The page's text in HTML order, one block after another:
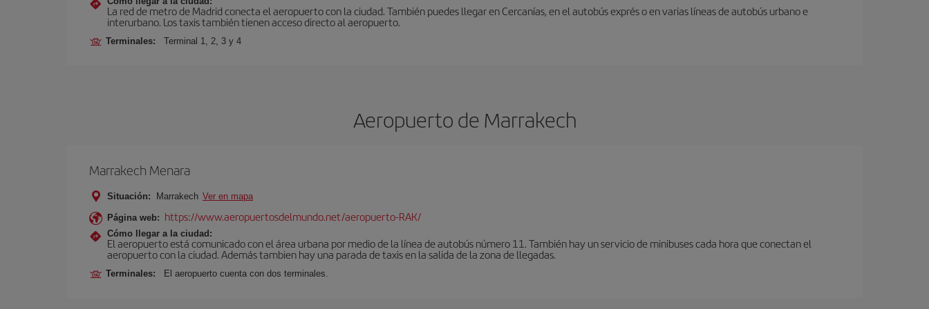
La red de metro de Madrid conecta el aeropuerto con la ciudad. También puedes llegar en Cercanías, en el autobús exprés o en varias líneas de autobús urbano e
interurbano. Los taxis también tienen acceso directo al aeropuerto.
Terminales: Terminal 1, 2, 3 y 4
Aeropuerto de Marrakech
Marrakech Menara
Situación: Marrakech Ver en mapa
Página web: https://www.aeropuertosdelmundo.net/aeropuerto-RAK/
Cómo llegar a la ciudad:
El aeropuerto está comunicado con el área urbana por medio de la línea de autobús número 11. También hay un servicio de minibuses cada hora que conectan el
aeropuerto con la ciudad. Además tambien hay una parada de taxis en la salida de la zona de llegadas.
Terminales: El aeropuerto cuenta con dos terminales.